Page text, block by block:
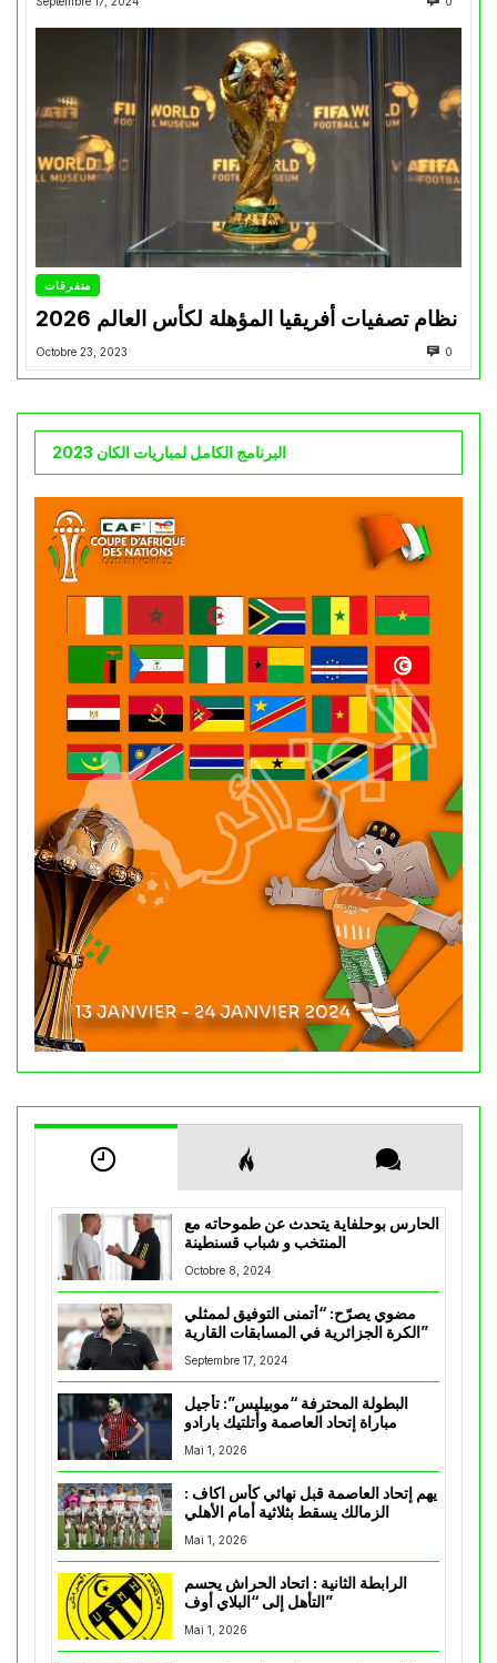
متفرقات
نظام تصفيات أفريقيا المؤهلة لكأس العالم 2026
Octobre 23, 2023 0
البرنامج الكامل لمباريات الكان 2023
الحارس بوحلفاية يتحدث عن طموحاته مع
المنتخب و شباب قسنطينة
Octobre 8, 2024
مضوي يصرّح: “أتمنى التوفيق لممثلي
الكرة الجزائرية في المسابقات القارية”
Septembre 17, 2024
البطولة المحترفة “موبيليس”: تأجيل
مباراة إتحاد العاصمة وأتلتيك بارادو
Mai 1, 2026
يهم إتحاد العاصمة قبل نهائي كأس اكاف :
Mai 1, 2026
الرابطة الثانية : اتحاد الحراش يحسم
التأهل إلى “البلاي أوف”
Mai 1, 2026